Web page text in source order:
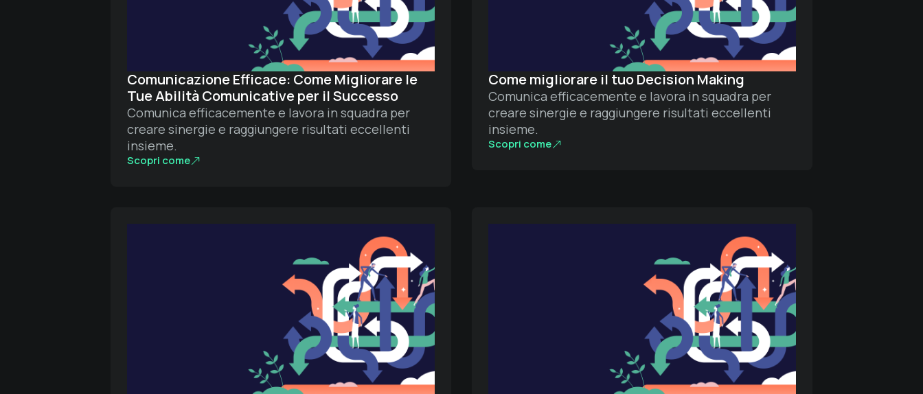
Comunicazione Efficace: Come Migliorare le
Tue Abilità Comunicative per il Successo
Comunica efficacemente e lavora in squadra per
creare sinergie e raggiungere risultati eccellenti
insieme.
Scopri come
Come migliorare il tuo Decision Making
Comunica efficacemente e lavora in squadra per
creare sinergie e raggiungere risultati eccellenti
insieme.
Scopri come